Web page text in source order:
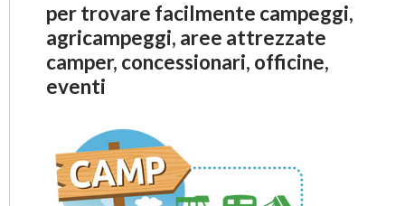
per trovare facilmente campeggi,
agricampeggi, aree attrezzate
camper, concessionari, officine,
eventi